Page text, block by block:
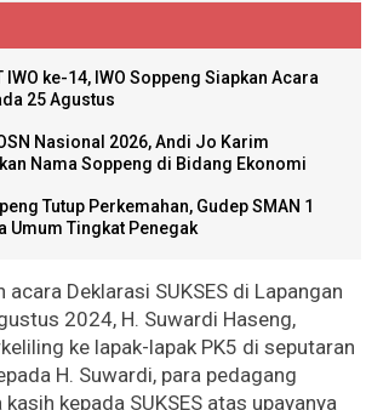
IWO ke-14, IWO Soppeng Siapkan Acara
25 Agustus
Nasional 2026, Andi Jo Karim
Nama Soppeng di Bidang Ekonomi
Tutup Perkemahan, Gudep SMAN 1
Umum Tingkat Penegak
acara Deklarasi SUKSES di Lapangan
2024, H. Suwardi Haseng,
ke lapak-lapak PK5 di seputaran
H. Suwardi, para pedagang
kepada SUKSES atas upayanya